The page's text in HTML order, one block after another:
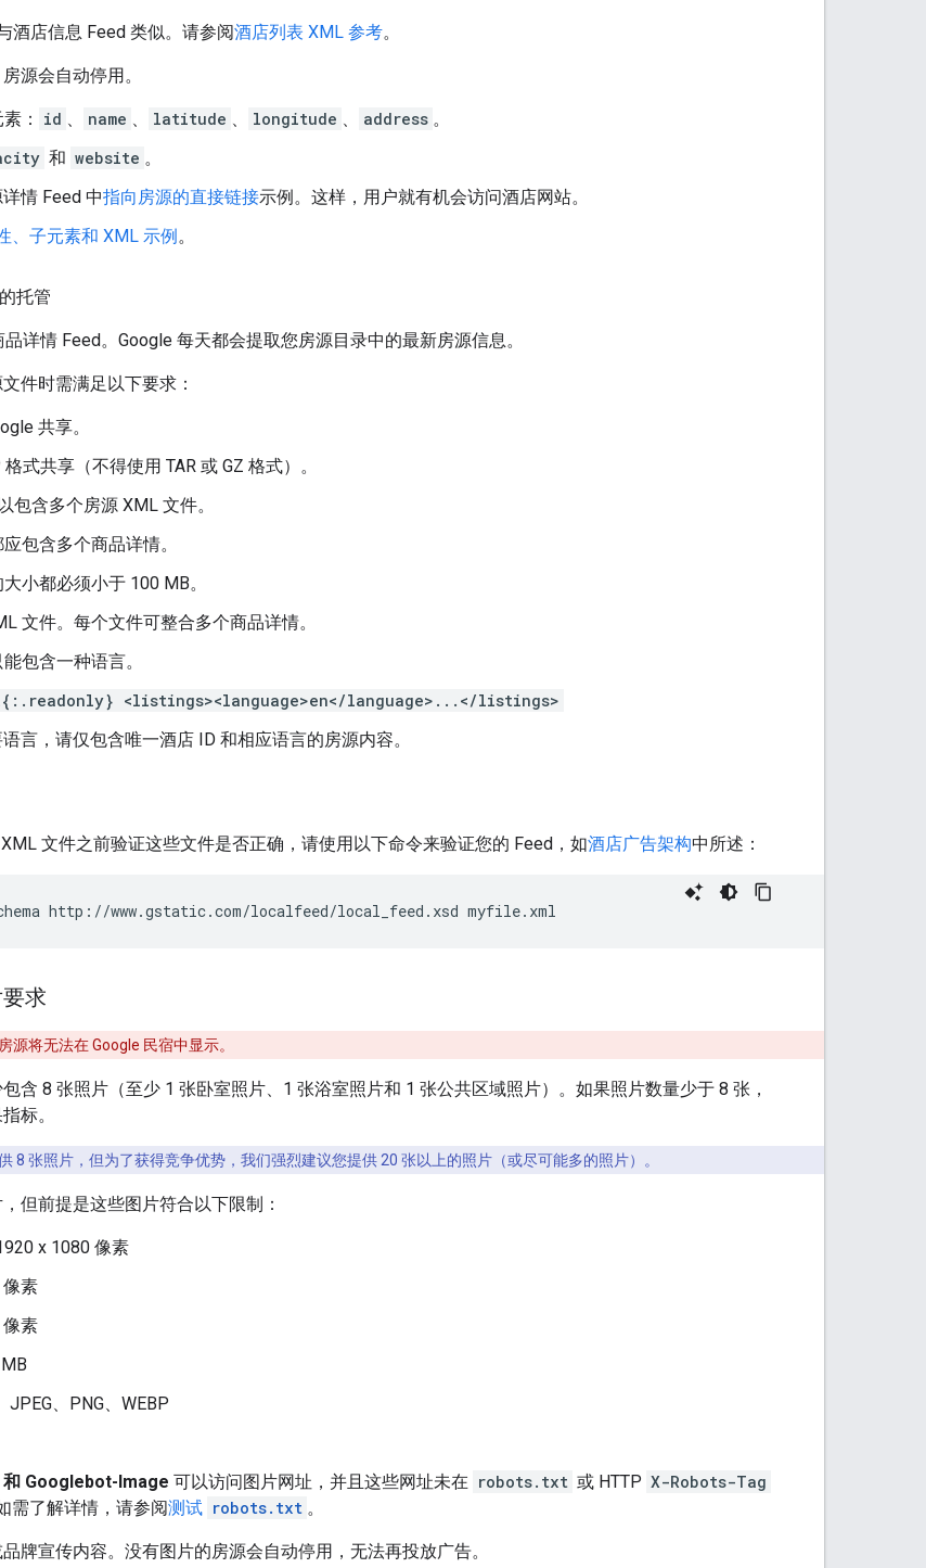
酒店信息 Feed 类似。请参阅酒店列表 XML 参考。
源会自动停用。
： id 、 name 、 latitude 、 longitude 、 address 。
和 website 。
情 Feed 中指向房源的直接链接示例。这样，用户就有机会访问酒店网站。
、子元素和 XML 示例。
托管
品详情 Feed。Google 每天都会提取您房源目录中的最新房源信息。
件时需满足以下要求：
共享。
格式共享（不得使用 TAR 或 GZ 格式）。
包含多个房源 XML 文件。
应包含多个商品详情。
大小都必须小于 100 MB。
文件。每个文件可整合多个商品详情。
包含一种语言。
<listings><language>en</language>...</listings>
言，请仅包含唯一酒店 ID 和相应语言的房源内容。
XML 文件之前验证这些文件是否正确，请使用以下命令来验证您的 Feed，如酒店广告架构中所述：
http://www.gstatic.com/localfeed/local_feed.xsd myfile.xml
求
源将无法在 Google 民宿中显示。
包含 8 张照片（至少 1 张卧室照片、1 张浴室照片和 1 张公共区域照片）。如果照片数量少于 8 张，
标。
8 张照片，但为了获得竞争优势，我们强烈建议您提供 20 张以上的照片（或尽可能多的照片）。
但前提是这些图片符合以下限制：
x 1080 像素
像素
像素
JPEG、PNG、WEBP
Googlebot-Image 可以访问图片网址，并且这些网址未在 robots.txt 或 HTTP X-Robots-Tag
需了解详情，请参阅测试 robots.txt 。
品牌宣传内容。没有图片的房源会自动停用，无法再投放广告。